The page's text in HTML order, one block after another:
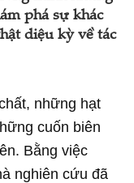
phá sự khác
diệu kỳ về tác
những hạt
cuốn biên
Bằng việc
nghiên cứu đã